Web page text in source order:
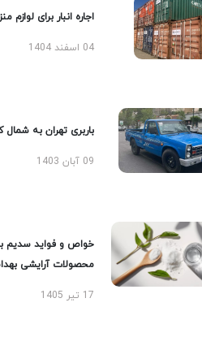
اجاره انبار برای لوازم
04 اسفند 1404
باربری تهران به شمال
09 آبان 1403
خواص و فواید سدیم
محصولات آرایشی
17 تیر 1405